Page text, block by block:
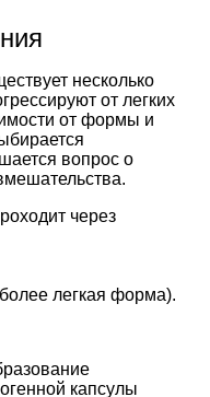
несколько
от легких
от формы и
вопрос о
через
легкая форма).
капсулы